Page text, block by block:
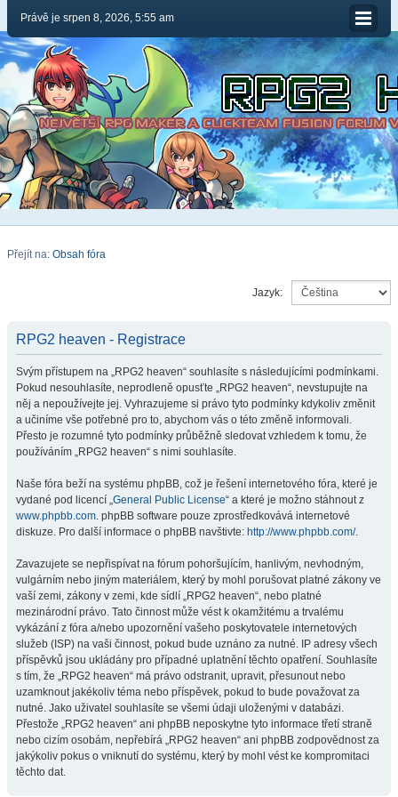
Právě je srpen 8, 2026, 5:55 am
Přejít na: Obsah fóra
Jazyk:
RPG2 heaven - Registrace
Svým přístupem na „RPG2 heaven“ souhlasíte s následujícími podmínkami.
Pokud nesouhlasíte, neprodleně opusťte „RPG2 heaven“, nevstupujte na
něj a nepoužívejte jej. Vyhrazujeme si právo tyto podmínky kdykoliv změnit
a učiníme vše potřebné pro to, abychom vás o této změně informovali.
Přesto je rozumné tyto podmínky průběžně sledovat vzhledem k tomu, že
používáním „RPG2 heaven“ s nimi souhlasíte.
Naše fóra beží na systému phpBB, což je řešení internetového fóra, které je
vydané pod licencí „General Public License“ a které je možno stáhnout z
www.phpbb.com. phpBB software pouze zprostředkovává internetové
diskuze. Pro další informace o phpBB navštivte: http://www.phpbb.com/.
Zavazujete se nepřispívat na fórum pohoršujícím, hanlivým, nevhodným,
vulgárním nebo jiným materiálem, který by mohl porušovat platné zákony ve
vaší zemi, zákony v zemi, kde sídlí „RPG2 heaven“, nebo platné
mezinárodní právo. Tato činnost může vést k okamžitému a trvalému
vykázání z fóra a/nebo upozornění vašeho poskytovatele internetových
služeb (ISP) na vaši činnost, pokud bude uznáno za nutné. IP adresy všech
příspěvků jsou ukládány pro případné uplatnění těchto opatření. Souhlasíte
s tím, že „RPG2 heaven“ má právo odstranit, upravit, přesunout nebo
uzamknout jakékoliv téma nebo příspěvek, pokud to bude považovat za
nutné. Jako uživatel souhlasíte se všemi údaji uloženými v databázi.
Přestože „RPG2 heaven“ ani phpBB neposkytne tyto informace třetí straně
nebo cizím osobám, nepřebírá „RPG2 heaven“ ani phpBB zodpovědnost za
jakýkoliv pokus o vniknutí do systému, který by mohl vést ke kompromitaci
těchto dat.